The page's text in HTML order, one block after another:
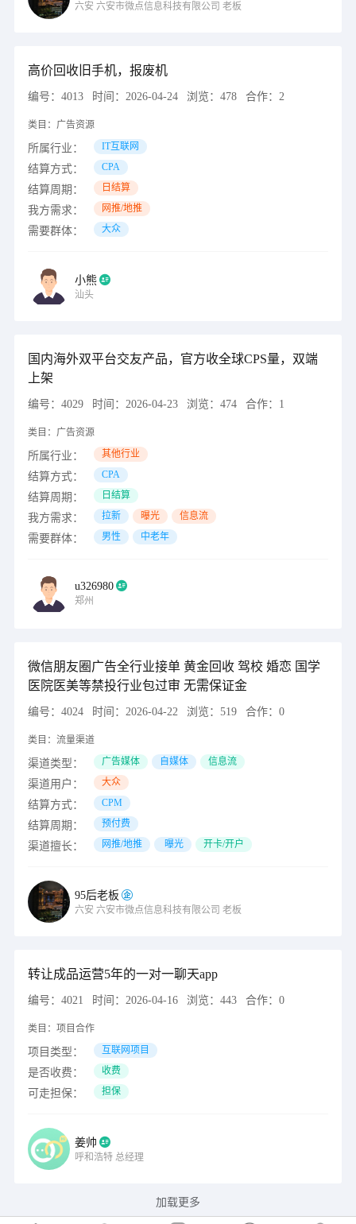
六安 六安市微点信息科技有限公司 老板
高价回收旧手机，报废机
编号： 4013 时间： 2026-04-24 浏览： 478 合作： 2
类目： 广告资源
所属行业： IT互联网
结算方式： CPA
结算周期： 日结算
我方需求： 网推/地推
需要群体： 大众
小熊
汕头
国内海外双平台交友产品，官方收全球CPS量，双端
上架
编号： 4029 时间： 2026-04-23 浏览： 474 合作： 1
类目： 广告资源
所属行业： 其他行业
结算方式： CPA
结算周期： 日结算
我方需求： 拉新 曝光 信息流
需要群体： 男性 中老年
u326980
郑州
微信朋友圈广告全行业接单 黄金回收 驾校 婚恋 国学
医院医美等禁投行业包过审 无需保证金
编号： 4024 时间： 2026-04-22 浏览： 519 合作： 0
类目： 流量渠道
渠道类型： 广告媒体 自媒体 信息流
渠道用户： 大众
结算方式： CPM
结算周期： 预付费
渠道擅长： 网推/地推 曝光 开卡/开户
95后老板
六安 六安市微点信息科技有限公司 老板
转让成品运营5年的一对一聊天app
编号： 4021 时间： 2026-04-16 浏览： 443 合作： 0
类目： 项目合作
项目类型： 互联网项目
是否收费： 收费
可走担保： 担保
姜帅
呼和浩特 总经理
加载更多